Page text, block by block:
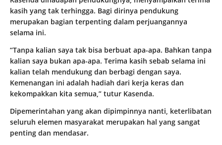
kasih yang tak terhingga. Bagi dirinya pendukung
merupakan bagian terpenting dalam perjuangannya
selama ini.
“Tanpa kalian saya tak bisa berbuat apa-apa. Bahkan tanpa
kalian saya bukan apa-apa. Terima kasih sebab selama ini
kalian telah mendukung dan berbagi dengan saya.
Kemenangan ini adalah hadiah dari kerja keras dan
kekompakkan kita semua,” tutur Kasenda.
Dipemerintahan yang akan dipimpinnya nanti, keterlibatan
seluruh elemen masyarakat merupakan hal yang sangat
penting dan mendasar.